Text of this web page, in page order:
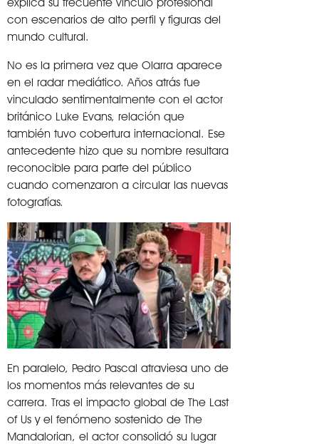
con escenarios de alto perfil y figuras del
mundo cultural.
No es la primera vez que Olarra aparece
en el radar mediático. Años atrás fue
vinculado sentimentalmente con el actor
británico Luke Evans, relación que
también tuvo cobertura internacional. Ese
antecedente hizo que su nombre resultara
reconocible para parte del público
cuando comenzaron a circular las nuevas
fotografías.
En paralelo, Pedro Pascal atraviesa uno de
los momentos más relevantes de su
carrera. Tras el impacto global de The Last
of Us y el fenómeno sostenido de The
Mandalorian, el actor consolidó su lugar